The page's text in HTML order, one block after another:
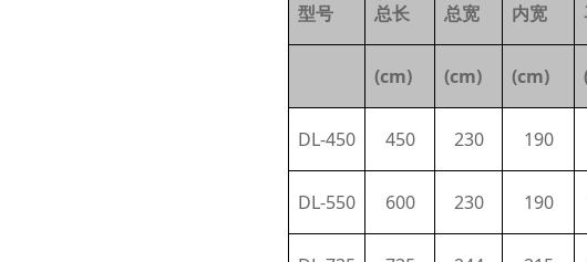
型号 总长 总宽 内宽
(cm) (cm) (cm)
DL-450 450 230 190
DL-550 600 230 190